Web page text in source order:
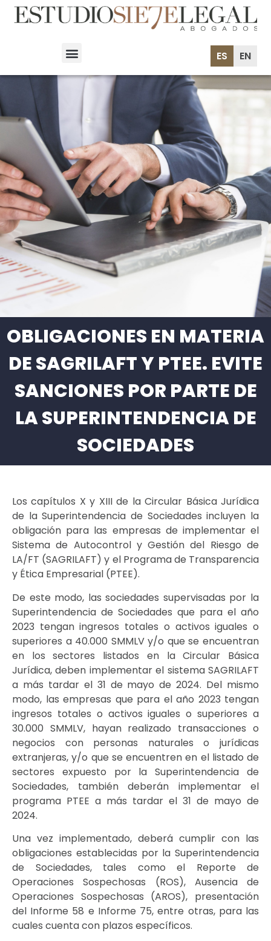
ES EN
OBLIGACIONES EN MATERIA
DE SAGRILAFT Y PTEE. EVITE
SANCIONES POR PARTE DE
LA SUPERINTENDENCIA DE
SOCIEDADES
Los capítulos X y XIII de la Circular Básica Jurídica
de la Superintendencia de Sociedades incluyen la
obligación para las empresas de implementar el
Sistema de Autocontrol y Gestión del Riesgo de
LA/FT (SAGRILAFT) y el Programa de Transparencia
y Ética Empresarial (PTEE).
De este modo, las sociedades supervisadas por la
Superintendencia de Sociedades que para el año
2023 tengan ingresos totales o activos iguales o
superiores a 40.000 SMMLV y/o que se encuentran
en los sectores listados en la Circular Básica
Jurídica, deben implementar el sistema SAGRILAFT
a más tardar el 31 de mayo de 2024. Del mismo
modo, las empresas que para el año 2023 tengan
ingresos totales o activos iguales o superiores a
30.000 SMMLV, hayan realizado transacciones o
negocios con personas naturales o jurídicas
extranjeras, y/o que se encuentren en el listado de
sectores expuesto por la Superintendencia de
Sociedades, también deberán implementar el
programa PTEE a más tardar el 31 de mayo de
2024.
Una vez implementado, deberá cumplir con las
obligaciones establecidas por la Superintendencia
de Sociedades, tales como el Reporte de
Operaciones Sospechosas (ROS), Ausencia de
Operaciones Sospechosas (AROS), presentación
del Informe 58 e Informe 75, entre otras, para las
cuales cuenta con plazos específicos.